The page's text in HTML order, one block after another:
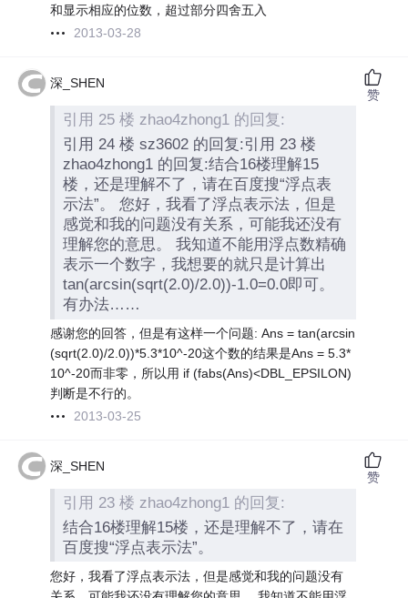
和显示相应的位数，超过部分四舍五入
2013-03-28
深_SHEN
引用 25 楼 zhao4zhong1 的回复:
引用 24 楼 sz3602 的回复:引用 23 楼
zhao4zhong1 的回复:结合16楼理解15
楼，还是理解不了，请在百度搜“浮点表
示法”。 您好，我看了浮点表示法，但是
感觉和我的问题没有关系，可能我还没有
理解您的意思。 我知道不能用浮点数精确
表示一个数字，我想要的就只是计算出
tan(arcsin(sqrt(2.0)/2.0))-1.0=0.0即可。
有办法……
感谢您的回答，但是有这样一个问题: Ans = tan(arcsin
(sqrt(2.0)/2.0))*5.3*10^-20这个数的结果是Ans = 5.3*
10^-20而非零，所以用 if (fabs(Ans)<DBL_EPSILON)
判断是不行的。
2013-03-25
赞
深_SHEN
引用 23 楼 zhao4zhong1 的回复:
结合16楼理解15楼，还是理解不了，请在
百度搜“浮点表示法”。
您好，我看了浮点表示法，但是感觉和我的问题没有
赞